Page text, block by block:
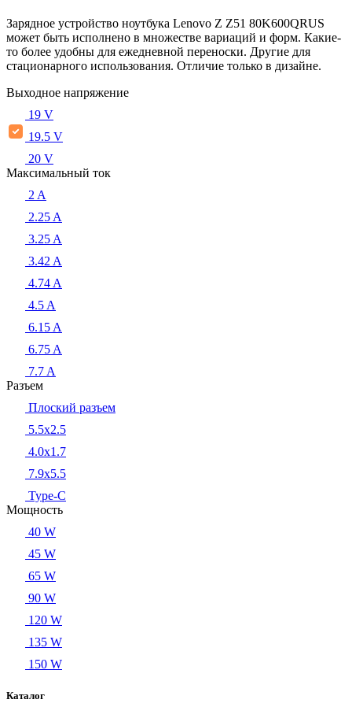
Зарядное устройство ноутбука Lenovo Z Z51 80K600QRUS
может быть исполнено в множестве вариаций и форм. Какие-
то более удобны для ежедневной переноски. Другие для
стационарного использования. Отличие только в дизайне.
Выходное напряжение
19 V
19.5 V
20 V
Максимальный ток
2 A
2.25 A
3.25 A
3.42 A
4.74 A
4.5 A
6.15 A
6.75 A
7.7 A
Разъем
Плоский разъем
5.5x2.5
4.0x1.7
7.9x5.5
Type-C
Мощность
40 W
45 W
65 W
90 W
120 W
135 W
150 W
Каталог